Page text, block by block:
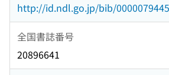
http://id.ndl.go.jp/bib/
全国書誌番号
20896641